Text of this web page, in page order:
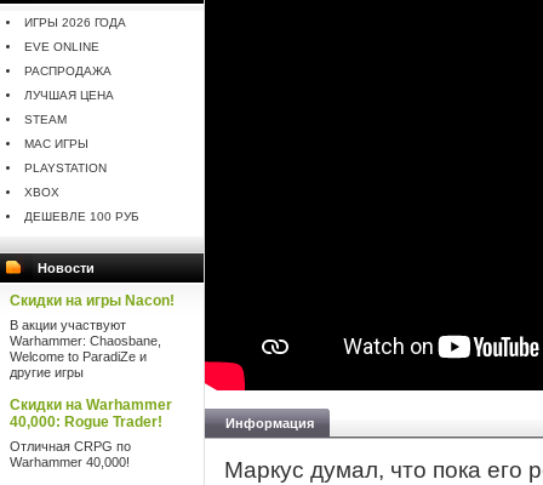
ИГРЫ 2026 ГОДА
EVE ONLINE
РАСПРОДАЖА
ЛУЧШАЯ ЦЕНА
STEAM
MAC ИГРЫ
PLAYSTATION
XBOX
ДЕШЕВЛЕ 100 РУБ
Новости
Скидки на игры Nacon!
В акции участвуют
Warhammer: Chaosbane,
Welcome to ParadiZe и
другие игры
Скидки на Warhammer
40,000: Rogue Trader!
Отличная CRPG по
Warhammer 40,000!
Информация
Маркус думал, что пока его